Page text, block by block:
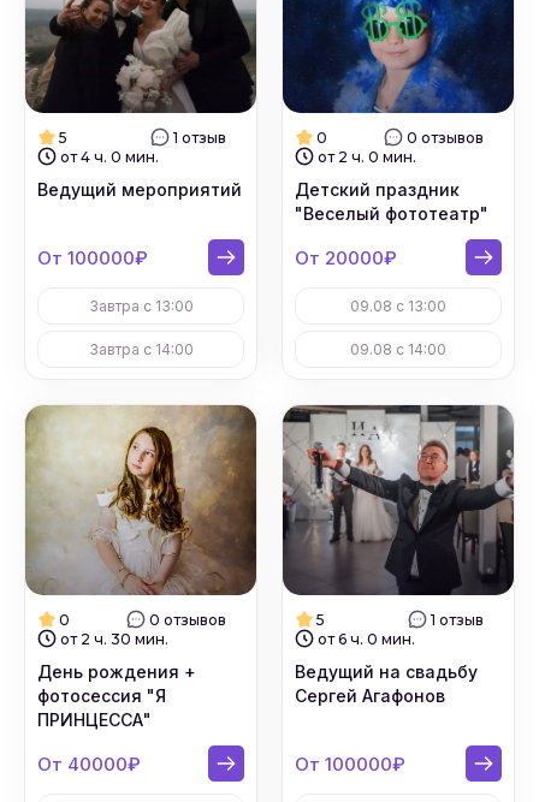
5
1 отзыв
от 4 ч. 0 мин.
Ведущий мероприятий
От 100000₽
Завтра с 13:00
Завтра с 14:00
0
0 отзывов
от 2 ч. 0 мин.
Детский праздник
"Веселый фототеатр"
От 20000₽
09.08 с 13:00
09.08 с 14:00
0
0 отзывов
от 2 ч. 30 мин.
День рождения +
фотосессия "Я
ПРИНЦЕССА"
От 40000₽
5
1 отзыв
от 6 ч. 0 мин.
Ведущий на свадьбу
Сергей Агафонов
От 100000₽